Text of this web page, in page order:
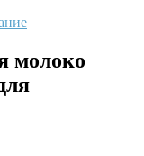
молоко